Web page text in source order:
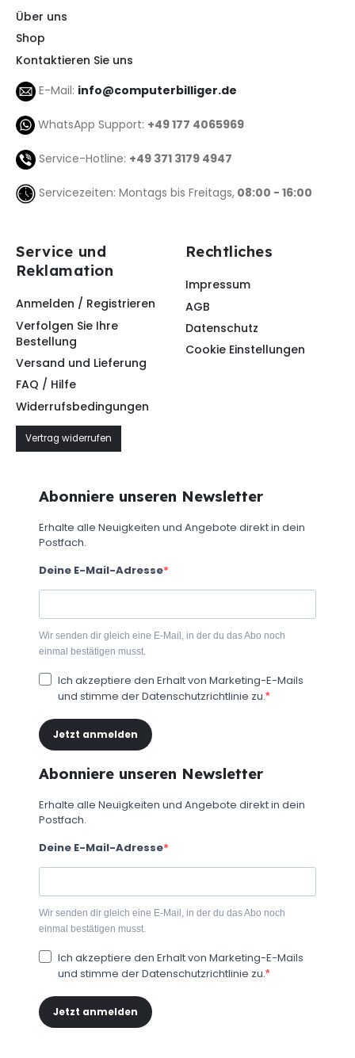
Über uns
Shop
Kontaktieren Sie uns
E-Mail: info@computerbilliger.de
WhatsApp Support: +49 177 4065969
Service-Hotline: +49 371 3179 4947
Servicezeiten: Montags bis Freitags, 08:00 - 16:00
Service und
Reklamation
Anmelden / Registrieren
Verfolgen Sie Ihre
Bestellung
Versand und Lieferung
FAQ / Hilfe
Widerrufsbedingungen
Vertrag widerrufen
Rechtliches
Impressum
AGB
Datenschutz
Cookie Einstellungen
Abonniere unseren Newsletter
Erhalte alle Neuigkeiten und Angebote direkt in dein
Postfach.
Deine E-Mail-Adresse
Wir senden dir gleich eine E-Mail, in der du das Abo noch
einmal bestätigen musst.
Ich akzeptiere den Erhalt von Marketing-E-Mails
und stimme der Datenschutzrichtlinie zu.
Jetzt anmelden
Abonniere unseren Newsletter
Erhalte alle Neuigkeiten und Angebote direkt in dein
Postfach.
Deine E-Mail-Adresse
Wir senden dir gleich eine E-Mail, in der du das Abo noch
einmal bestätigen musst.
Ich akzeptiere den Erhalt von Marketing-E-Mails
und stimme der Datenschutzrichtlinie zu.
Jetzt anmelden